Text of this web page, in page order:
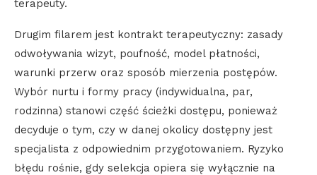
terapeuty.
Drugim filarem jest kontrakt terapeutyczny: zasady
odwoływania wizyt, poufność, model płatności,
warunki przerw oraz sposób mierzenia postępów.
Wybór nurtu i formy pracy (indywidualna, par,
rodzinna) stanowi część ścieżki dostępu, ponieważ
decyduje o tym, czy w danej okolicy dostępny jest
specjalista z odpowiednim przygotowaniem. Ryzyko
błędu rośnie, gdy selekcja opiera się wyłącznie na